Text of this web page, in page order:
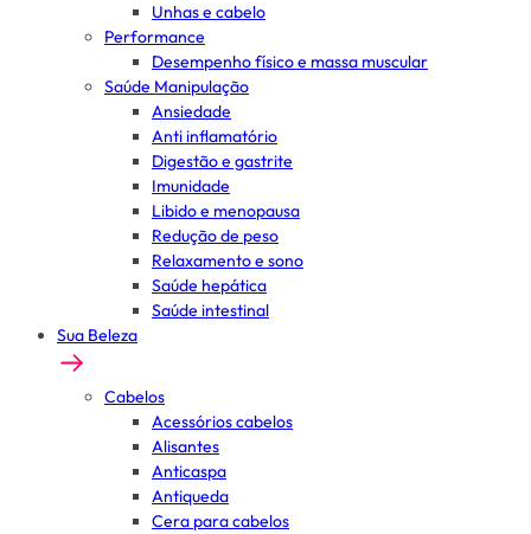
Unhas e cabelo
Performance
Desempenho físico e massa muscular
Saúde Manipulação
Ansiedade
Anti inflamatório
Digestão e gastrite
Imunidade
Libido e menopausa
Redução de peso
Relaxamento e sono
Saúde hepática
Saúde intestinal
Sua Beleza
Cabelos
Acessórios cabelos
Alisantes
Anticaspa
Antiqueda
Cera para cabelos